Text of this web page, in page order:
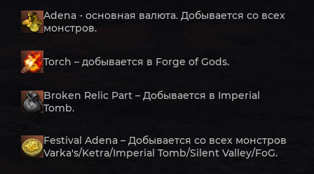
Adena - основная валюта. Добывается со всех
монстров.
Torch – добывается в Forge of Gods.
Broken Relic Part – Добывается в Imperial
Tomb.
Festival Adena – Добывается со всех монстров
Varka's/Ketra/Imperial Tomb/Silent Valley/FoG.